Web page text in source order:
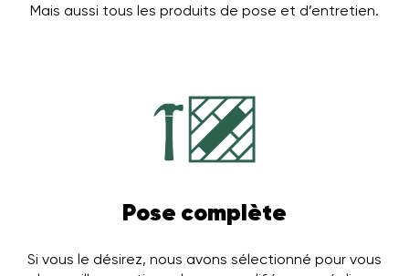
Mais aussi tous les produits de pose et d’entretien.
Pose complète
Si vous le désirez, nous avons sélectionné pour vous